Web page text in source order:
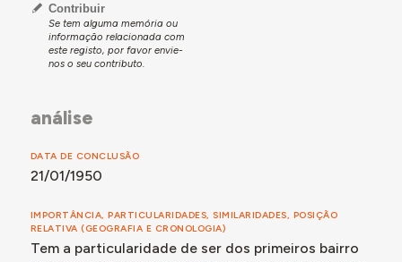
Laginha projetou um conjunto de 50 habitações
térreas que se destaca, entre outros aspetos, pela
ausência de um largo central.
Após duas décadas de falta de manutenção, por parte
considerado elegível para receber obras de
reabilitação com recurso a financiamento estatal. O
processo iniciado pelo Gabinete do Planeamento da
Região do Algarve foi, entretanto, transferido para a
câmara municipal, onde terá tido seguimento.
No ano 2000 foi, novamente, alvo de intervenção
municipal, desta vez ao nível das redes de
infraestruturas do bairro.
Contribuir
Se tem alguma memória ou
informação relacionada com
este registo, por favor envie-
nos o seu contributo.
análise
DATA DE CONCLUSÃO
21/01/1950
IMPORTÂNCIA, PARTICULARIDADES, SIMILARIDADES, POSIÇÃO
RELATIVA (GEOGRAFIA E CRONOLOGIA)
Tem a particularidade de ser dos primeiros bairro